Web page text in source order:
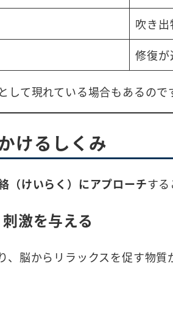
吹き
修復が
として現れている場合もあるので
けるしくみ
（けいらく）にアプローチす
激を与える
脳からリラックスを促す物質